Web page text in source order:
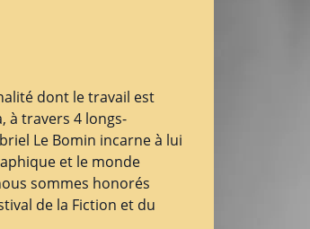
dont le travail est
à travers 4 longs-
Le Bomin incarne à lui
et le monde
sommes honorés
de la Fiction et du